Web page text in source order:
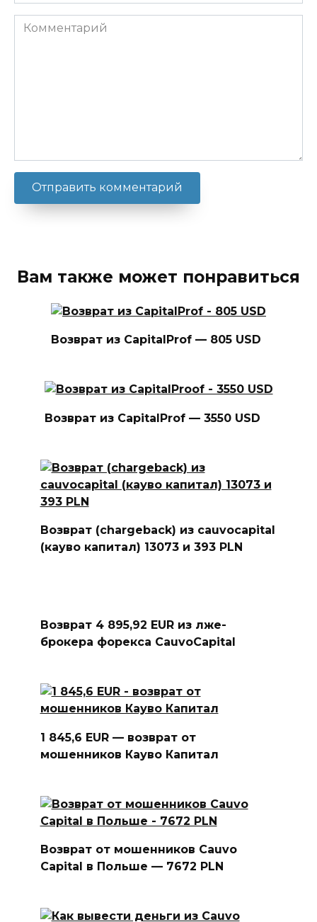
Комментарий
Вам также может понравиться
Возврат из CapitalProf — 805 USD
Возврат из CapitalProf — 3550 USD
Возврат (chargeback) из cauvocapital
(кауво капитал) 13073 и 393 PLN
Возврат 4 895,92 EUR из лже-
брокера форекса CauvoCapital
1 845,6 EUR — возврат от
мошенников Кауво Капитал
Возврат от мошенников Cauvo
Capital в Польше — 7672 PLN